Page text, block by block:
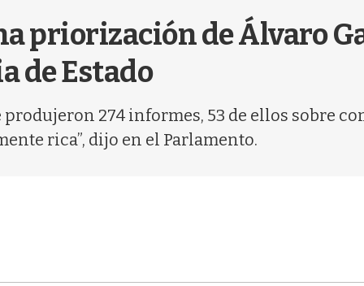
priorización de Álvaro
de Estado
produjeron 274 informes, 53 de ellos sobre
rica”, dijo en el Parlamento.